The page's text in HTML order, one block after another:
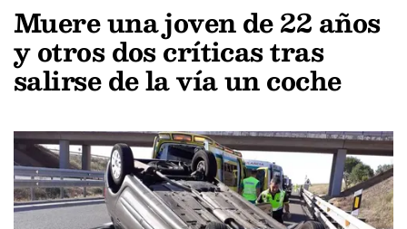
Muere una joven de 22 años
y otros dos críticas tras
salirse de la vía un coche